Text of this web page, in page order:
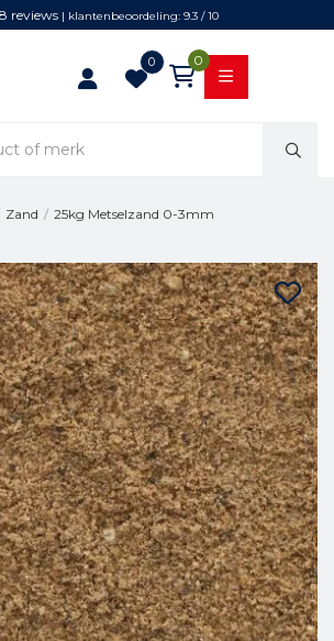
reviews | klantenbeoordeling: 9.3 / 10
0 0
Zand / 25kg Metselzand 0-3mm